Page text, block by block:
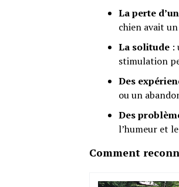
La perte
chien avait
La solitude :
stimulation
Des
ou un
Des
l’humeur et
Comment